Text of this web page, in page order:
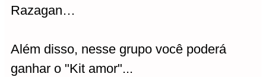
Razagan…
Além disso, nesse grupo você poderá
ganhar o "Kit amor"...